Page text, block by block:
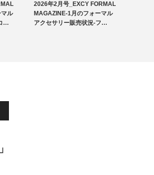
ル
…
フォーマルアクセサリー
2026年2月号_EXCY FORMAL
MAGAZINE-1月のフォーマル
アクセサリー販売状況-フ…